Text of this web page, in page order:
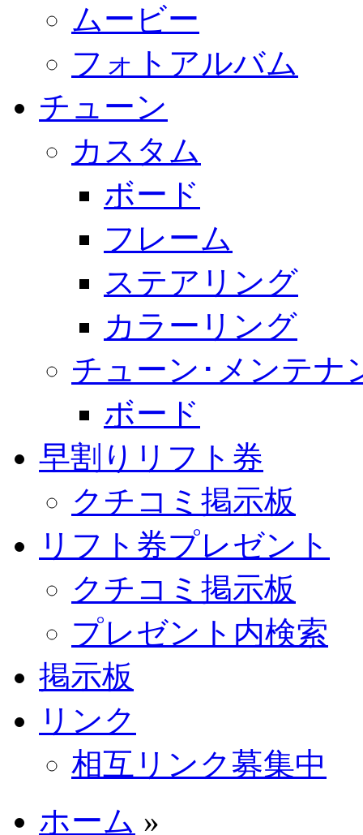
ムービー
フォトアルバム
チューン
カスタム
ボード
フレーム
ステアリング
カラーリング
チューン･メンテナ
ボード
早割りリフト券
クチコミ掲示板
リフト券プレゼント
クチコミ掲示板
プレゼント内検索
掲示板
リンク
相互リンク募集中
ホーム »